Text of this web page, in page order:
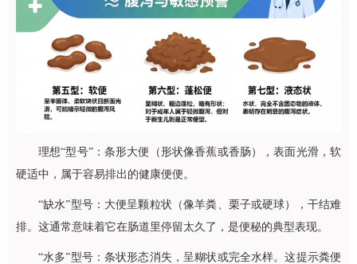
理想“型号”：条形大便（形状像香蕉或香肠），表面光滑，软
硬适中，属于容易排出的健康便便。
“缺水”型号：大便呈颗粒状（像羊粪、栗子或硬球），干结难
排。这通常意味着它在肠道里停留太久了，是便秘的典型表现。
“水多”型号：条状形态消失，呈糊状或完全水样。这提示粪便